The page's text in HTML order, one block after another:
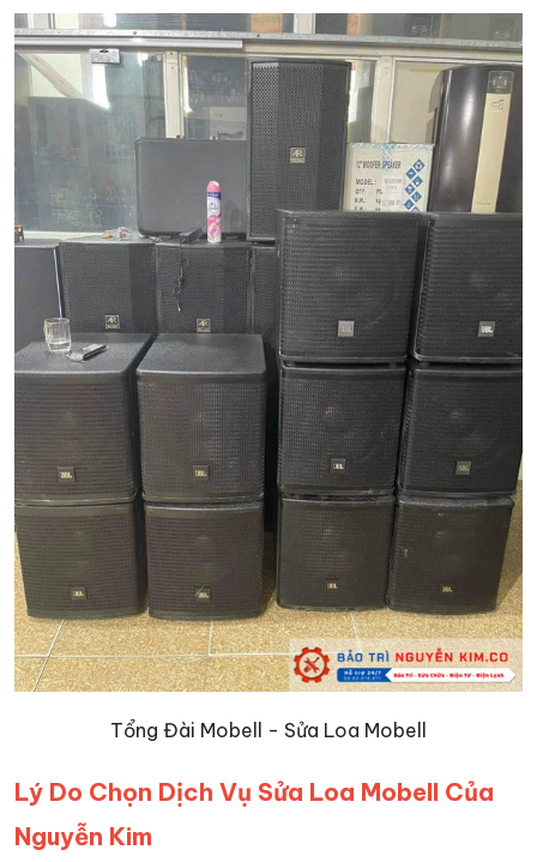
Tổng Đài Mobell - Sửa Loa Mobell
Lý Do Chọn Dịch Vụ Sửa Loa Mobell Của
Nguyễn Kim